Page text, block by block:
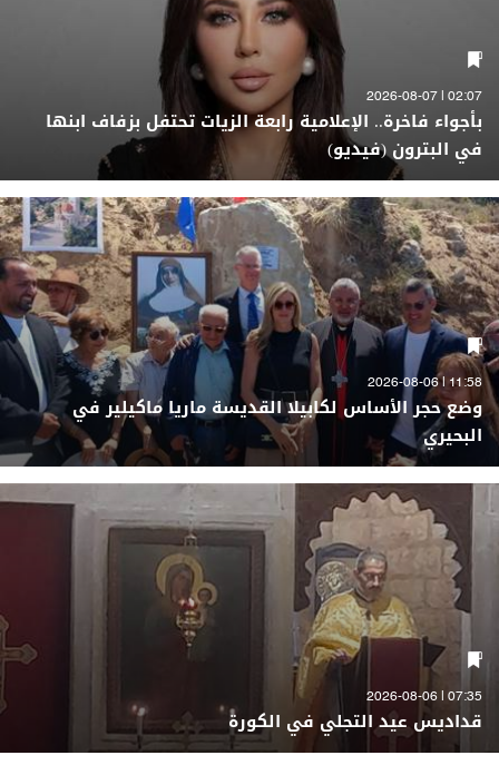
02:07 | 2026-08-07
بأجواء فاخرة.. الإعلامية رابعة الزيات تحتفل بزفاف ابنها
في البترون (فيديو)
11:58 | 2026-08-06
وضع حجر الأساس لكابيلا القديسة ماريا ماكيلير في
البحيري
07:35 | 2026-08-06
قداديس عيد التجلي في الكورة